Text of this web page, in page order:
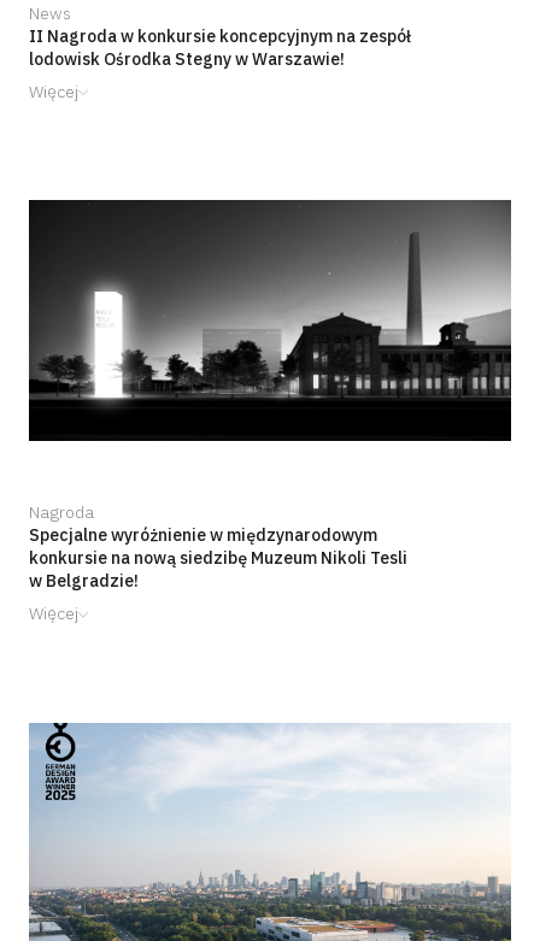
News
II Nagroda w konkursie koncepcyjnym na zespół
lodowisk Ośrodka Stegny w Warszawie!
Więcej
Nagroda
Specjalne wyróżnienie w międzynarodowym
konkursie na nową siedzibę Muzeum Nikoli Tesli
w Belgradzie!
Więcej